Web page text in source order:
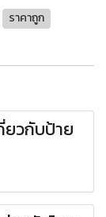
ราคาถูก
ยวกับป้าย